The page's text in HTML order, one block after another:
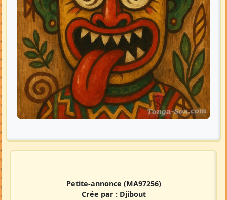
Petite-annonce (MA97256)
Crée par : Djibout